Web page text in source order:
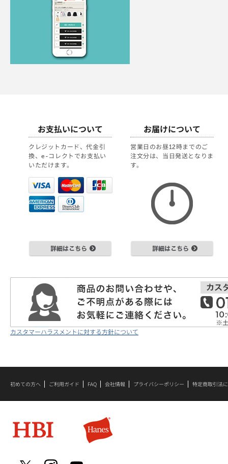
お支払いについて
クレジットカード、代金引
換、e-コレクトでお支払い
いただけます。
お届けについて
営業日のお昼12時までのご
注文分は、当日発送となりま
す。
カスタマーハラスメントに対する方針について
初めての方へ ご利用ガイド FAQ 会社情報 プライバシーポリシー 特定商取引法